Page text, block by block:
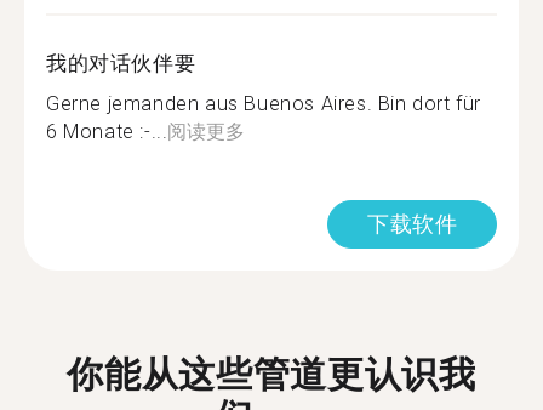
我的对话伙伴要
Gerne jemanden aus Buenos Aires. Bin dort für
6 Monate :-...阅读更多
下载软件
你能从这些管道更认识我